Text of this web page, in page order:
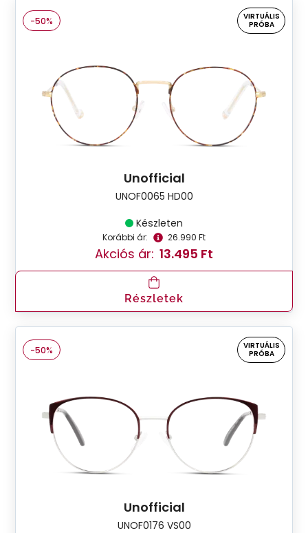
-50%
VIRTUÁLIS
PRÓBA
Unofficial
UNOF0065 HD00
Készleten
Korábbi ár: 26.990 Ft
Akciós ár: 13.495 Ft
Részletek
-50%
VIRTUÁLIS
PRÓBA
Unofficial
UNOF0176 VS00